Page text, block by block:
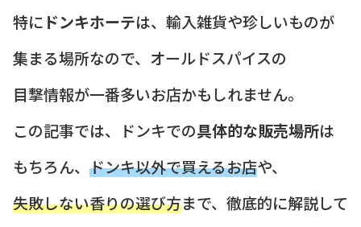
特に ドンキホーテは、輸入雑貨や珍しいものが
集まる場所なので、オールドスパイスの
目撃情報が一番多いお店かもしれません。
この記事では、ドンキでの具体的な販売場所は
もちろん、 ドンキ以外で買えるお店や、
失敗しない香りの選び方まで、徹底的に解説して